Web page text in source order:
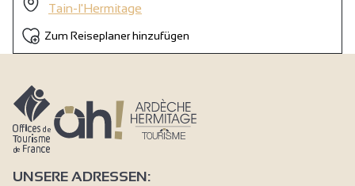
Tain-l'Hermitage
Zum Reiseplaner hinzufügen
UNSERE ADRESSEN: